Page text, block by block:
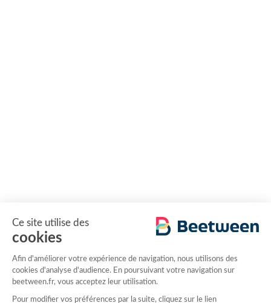
Ce site utilise des
cookies
Afin d'améliorer votre expérience de navigation, nous utilisons des
cookies d'analyse d'audience. En poursuivant votre navigation sur
beetween.fr, vous acceptez leur utilisation.
Pour modifier vos préférences par la suite, cliquez sur le lien